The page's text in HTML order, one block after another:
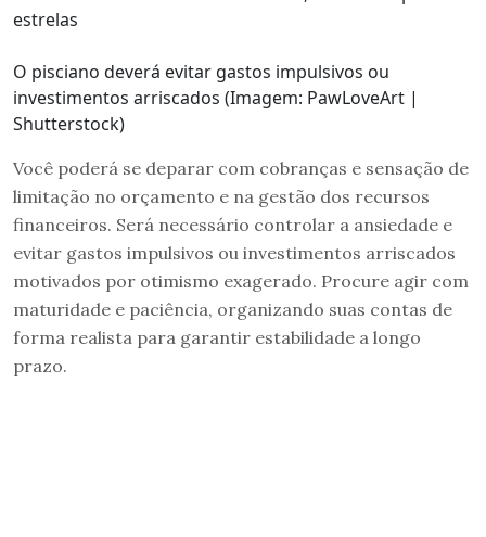
O pisciano deverá evitar gastos impulsivos ou
investimentos arriscados (Imagem: PawLoveArt |
Shutterstock)
Você poderá se deparar com cobranças e sensação de
limitação no orçamento e na gestão dos recursos
financeiros. Será necessário controlar a ansiedade e
evitar gastos impulsivos ou investimentos arriscados
motivados por otimismo exagerado. Procure agir com
maturidade e paciência, organizando suas contas de
forma realista para garantir estabilidade a longo
prazo.